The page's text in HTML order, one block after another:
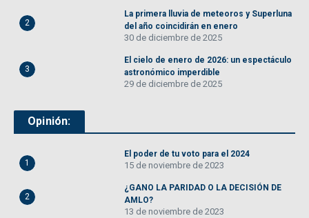
2
La primera lluvia de meteoros y Superluna
del año coincidirán en enero
30 de diciembre de 2025
3
El cielo de enero de 2026: un espectáculo
astronómico imperdible
29 de diciembre de 2025
Opinión:
1
El poder de tu voto para el 2024
15 de noviembre de 2023
2
¿GANO LA PARIDAD O LA DECISIÓN DE
AMLO?
13 de noviembre de 2023